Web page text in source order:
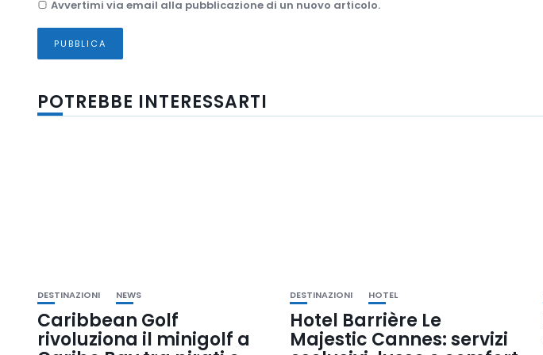
Avvertimi via email alla pubblicazione di un nuovo articolo.
POTREBBE INTERESSARTI
DESTINAZIONI NEWS
Caribbean Golf
rivoluziona il minigolf a
DESTINAZIONI HOTEL
Hotel Barrière Le
Majestic Cannes: servizi